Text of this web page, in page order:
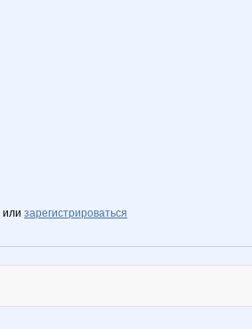
или зарегистрироваться